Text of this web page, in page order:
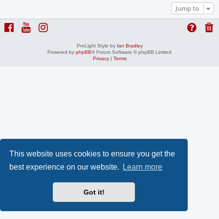
This website uses cookies to ensure you get the
best experience on our website.
Learn more
Got it!
Jump to
ProLight Style by Ian Bradley
Powered by phpBB® Forum Software © phpBB Limited
Privacy| Terms